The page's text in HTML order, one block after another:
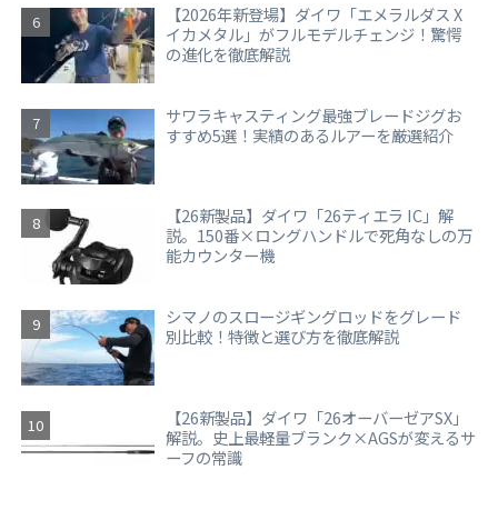
【2026年新登場】ダイワ「エメラルダス X
イカメタル」がフルモデルチェンジ！驚愕
の進化を徹底解説
サワラキャスティング最強ブレードジグお
すすめ5選！実績のあるルアーを厳選紹介
【26新製品】ダイワ「26ティエラ IC」解
説。150番×ロングハンドルで死角なしの万
能カウンター機
シマノのスロージギングロッドをグレード
別比較！特徴と選び方を徹底解説
【26新製品】ダイワ「26オーバーゼアSX」
解説。史上最軽量ブランク×AGSが変えるサ
ーフの常識